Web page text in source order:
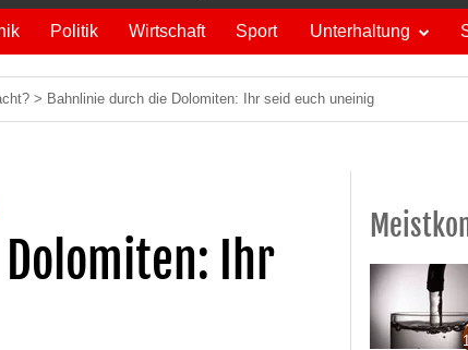
Politik Wirtschaft Sport Unterhaltung
> Bahnlinie durch die Dolomiten: Ihr seid euch uneinig
Ihr